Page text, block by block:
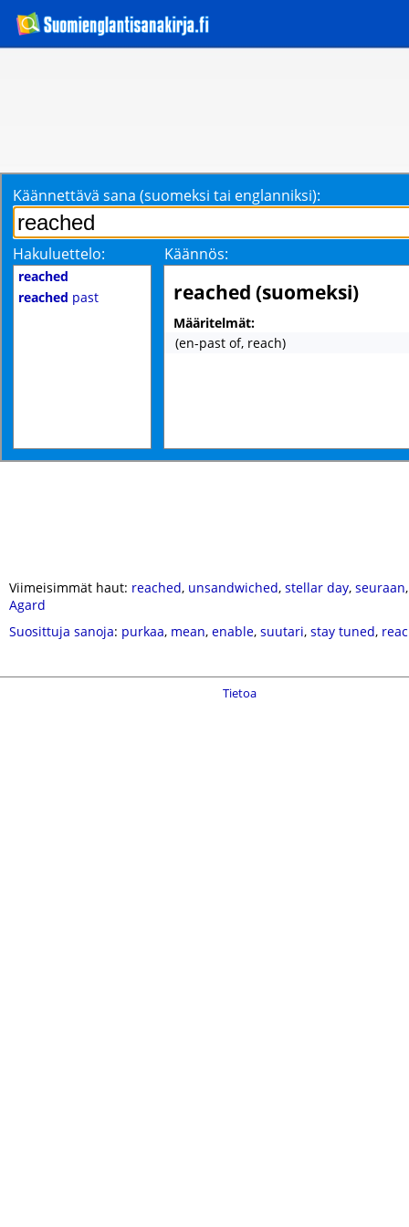
Käännettävä sana (suomeksi tai englanniksi):
Hakuluettelo: Käännös:
reached
reached past reached (suomeksi)
Määritelmät:
(en-past of, reach)
Viimeisimmät haut: reached, unsandwiched, stellar day, seuraan
Agard
Suosittuja sanoja: purkaa, mean, enable, suutari, stay tuned,
Tietoa